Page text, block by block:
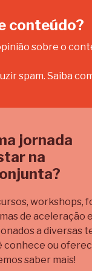
conteúdo?
sobre o
spam. Saiba
jornada
na
workshops,
de aceleração
a diversas
conhece ou
saber mais!